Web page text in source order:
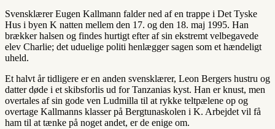
Svensklærer Eugen Kallmann falder ned af en trappe i Det Tyske
Hus i byen K natten mellem den 17. og den 18. maj 1995. Han
brækker halsen og findes hurtigt efter af sin ekstremt velbegavede
elev Charlie; det uduelige politi henlægger sagen som et hændeligt
uheld.
Et halvt år tidligere er en anden svensklærer, Leon Bergers hustru og
datter døde i et skibsforlis ud for Tanzanias kyst. Han er knust, men
overtales af sin gode ven Ludmilla til at rykke teltpælene op og
overtage Kallmanns klasser på Bergtunaskolen i K. Arbejdet vil få
ham til at tænke på noget andet, er de enige om.